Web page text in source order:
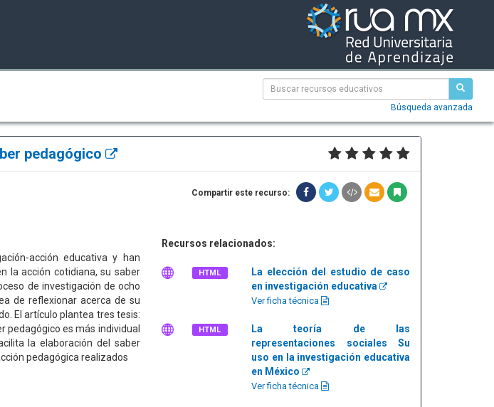
Búsqueda avanzada
pedagógico
Compartir este recurso:
acción educativa y han
la acción cotidiana, su saber
de investigación de ocho
de reflexionar acerca de su
El artículo plantea tres tesis:
pedagógico es más individual
la elaboración del saber
pedagógica realizados
Recursos relacionados:
HTML
La elección del estudio de caso
en investigación educativa
Ver ficha técnica
HTML
La teoría de las
representaciones sociales Su
uso en la investigación educativa
en México
Ver ficha técnica